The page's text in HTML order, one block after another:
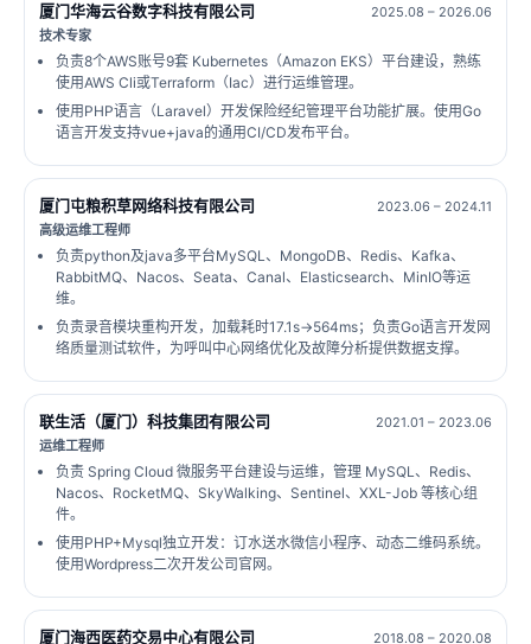
厦门华海云谷数字科技有限公司
2025.08 – 2026.06
技术专家
负责8个AWS账号9套 Kubernetes（Amazon EKS）平台建设，熟练
使用AWS Cli或Terraform（Iac）进行运维管理。
使用PHP语言（Laravel）开发保险经纪管理平台功能扩展。使用Go
语言开发支持vue+java的通用CI/CD发布平台。
厦门屯粮积草网络科技有限公司
2023.06 – 2024.11
高级运维工程师
负责python及java多平台MySQL、MongoDB、Redis、Kafka、
RabbitMQ、Nacos、Seata、Canal、Elasticsearch、MinIO等运
维。
负责录音模块重构开发，加载耗时17.1s→564ms；负责Go语言开发网
络质量测试软件，为呼叫中心网络优化及故障分析提供数据支撑。
联生活（厦门）科技集团有限公司
2021.01 – 2023.06
运维工程师
负责 Spring Cloud 微服务平台建设与运维，管理 MySQL、Redis、
Nacos、RocketMQ、SkyWalking、Sentinel、XXL-Job 等核心组
件。
使用PHP+Mysql独立开发：订水送水微信小程序、动态二维码系统。
使用Wordpress二次开发公司官网。
厦门海西医药交易中心有限公司 2018.08 – 2020.08